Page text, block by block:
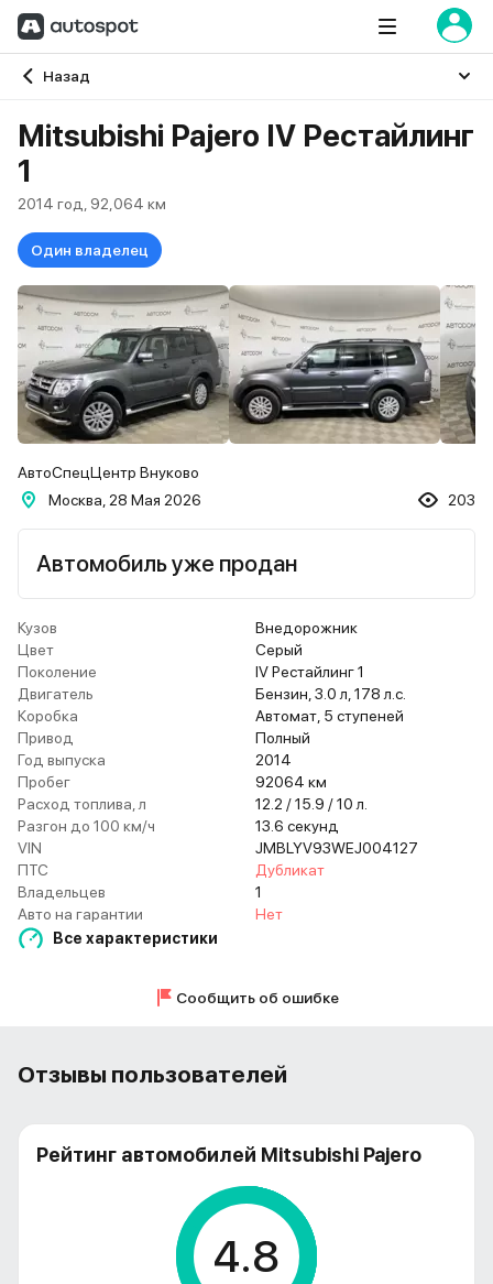
Назад
Главная
Mitsubishi Pajero IV Рестайлинг
1
2014 год, 92,064 км
Один владелец
АвтоСпецЦентр Внуково
Москва, 28 Мая 2026
203
Автомобиль уже продан
Кузов
Внедорожник
Цвет
Серый
Поколение
IV Рестайлинг 1
Двигатель
Бензин, 3.0 л, 178 л.с.
Коробка
Автомат, 5 ступеней
Привод
Полный
Год выпуска
2014
Пробег
92064 км
Расход топлива, л
12.2 / 15.9 / 10 л.
Разгон до 100 км/ч
13.6 секунд
VIN
JMBLYV93WEJ004127
ПТС
Дубликат
Владельцев
1
Авто на гарантии
Нет
Все характеристики
Сообщить об ошибке
Отзывы пользователей
Рейтинг автомобилей Mitsubishi Pajero
4.8